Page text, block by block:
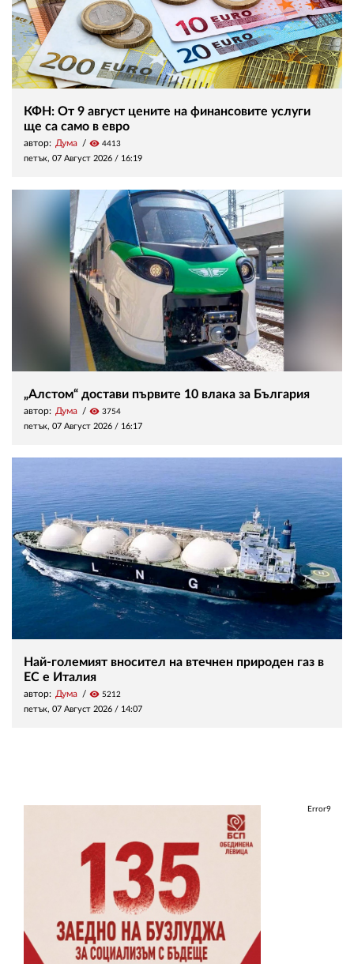
КФН: От 9 август цените на финансовите услуги
ще са само в евро
автор: Дума visibility 4413
петък, 07 Август 2026 / 16:19
„Алстом“ достави първите 10 влака за България
автор: Дума visibility 3754
петък, 07 Август 2026 / 16:17
Най-големият вносител на втечнен природен газ в
ЕС е Италия
автор: Дума visibility 5212
петък, 07 Август 2026 / 14:07
Error9